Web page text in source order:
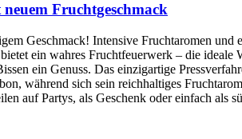
Fruchtgeschmack
Geschmack! Intensive Fruchtaromen
ein wahres Fruchtfeuerwerk – die
ein Genuss. Das einzigartige
während sich sein reichhaltiges
auf Partys, als Geschenk oder einfach als